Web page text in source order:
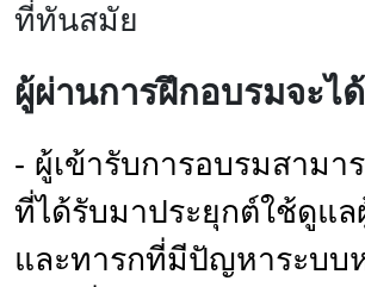
ที่ทันสมัย
ผู้ผ่านการฝึกอบรมจะไ
- ผู้เข้ารับการอบรมสามา
ที่ได้รับมาประยุกต์ใช้ดูแล
และทารกที่มีปัญหาระบบ